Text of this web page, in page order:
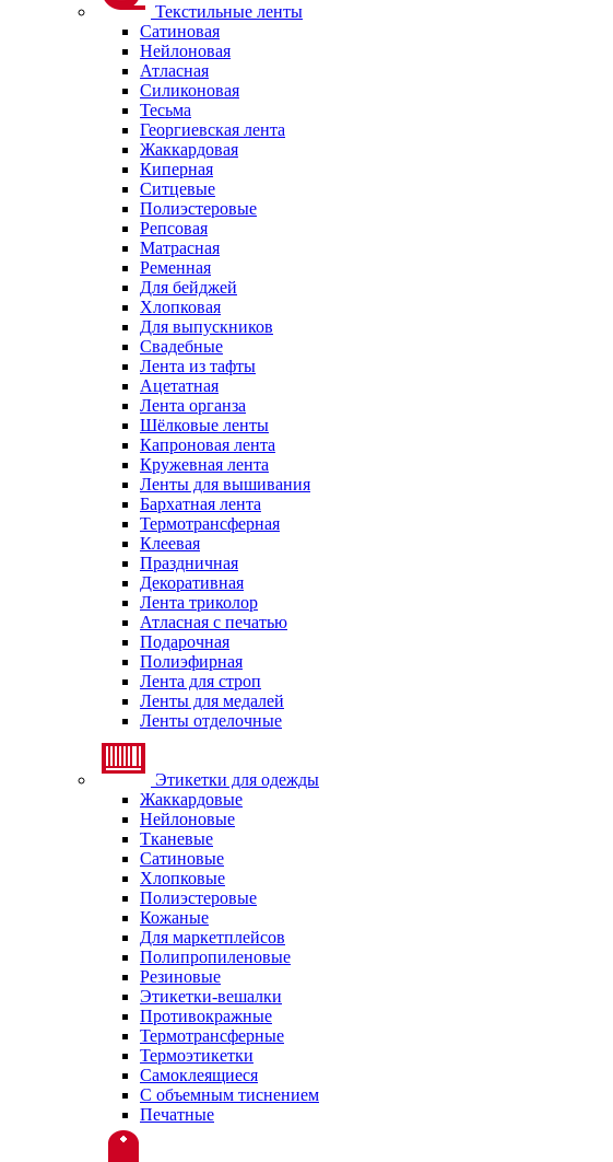
Текстильные ленты
Сатиновая
Нейлоновая
Атласная
Силиконовая
Тесьма
Георгиевская лента
Жаккардовая
Киперная
Ситцевые
Полиэстеровые
Репсовая
Матрасная
Ременная
Для бейджей
Хлопковая
Для выпускников
Свадебные
Лента из тафты
Ацетатная
Лента органза
Шёлковые ленты
Капроновая лента
Кружевная лента
Ленты для вышивания
Бархатная лента
Термотрансферная
Клеевая
Праздничная
Декоративная
Лента триколор
Атласная с печатью
Подарочная
Полиэфирная
Лента для строп
Ленты для медалей
Ленты отделочные
Этикетки для одежды
Жаккардовые
Нейлоновые
Тканевые
Сатиновые
Хлопковые
Полиэстеровые
Кожаные
Для маркетплейсов
Полипропиленовые
Резиновые
Этикетки-вешалки
Противокражные
Термотрансферные
Термоэтикетки
Самоклеящиеся
С объемным тиснением
Печатные